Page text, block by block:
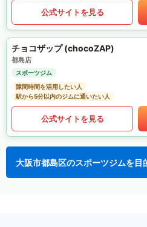
公式サイトを見る
チョコザップ (chocoZAP)
都島店
スポーツジム
隙間時間を活用したい人
駅から5分以内のジムに通いたい人
公式サイトを見る
大阪市都島区のスポーツジムを目